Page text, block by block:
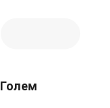
Голем